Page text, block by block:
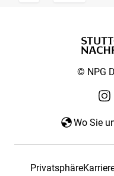
© NPG
Wo Sie
Privatsphäre